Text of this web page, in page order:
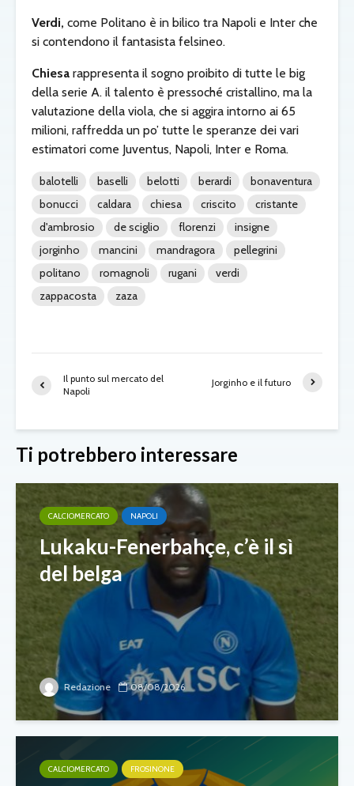
Verdi, come Politano è in bilico tra Napoli e Inter che
si contendono il fantasista felsineo.
Chiesa rappresenta il sogno proibito di tutte le big
della serie A. il talento è pressoché cristallino, ma la
valutazione della viola, che si aggira intorno ai 65
milioni, raffredda un po’ tutte le speranze dei vari
estimatori come Juventus, Napoli, Inter e Roma.
balotelli baselli belotti berardi
bonaventura
bonucci
caldara chiesa criscito
cristante
d'ambrosio
de sciglio florenzi
insigne
jorginho
mancini mandragora
pellegrini
politano
romagnoli rugani
verdi
zappacosta
zaza
Il punto sul mercato del
Napoli
Jorginho e il futuro
Ti potrebbero interessare
CALCIOMERCATO NAPOLI
Lukaku-Fenerbahçe, c’è il sì
del belga
Redazione 08/08/2026
CALCIOMERCATO FROSINONE